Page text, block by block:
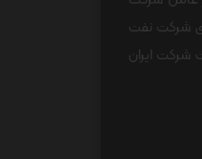
شرکت نفت
شرکت ایران